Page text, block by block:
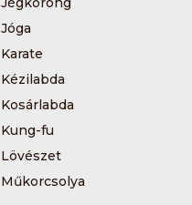
Jóga
Karate
Kézilabda
Kosárlabda
Kung-fu
Lövészet
Műkorcsolya